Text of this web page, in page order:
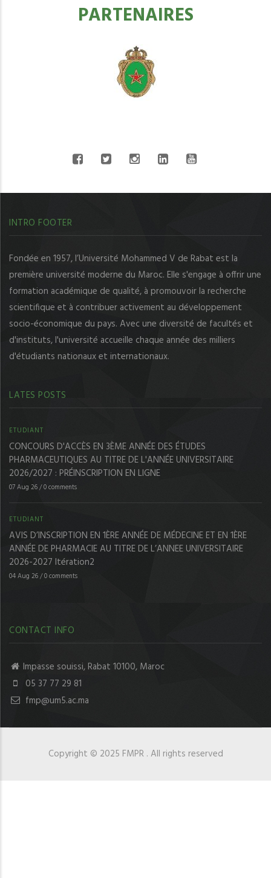
PARTENAIRES
INTRO FOOTER
Fondée en 1957, l’Université Mohammed V de Rabat est la
première université moderne du Maroc. Elle s'engage à offrir une
formation académique de qualité, à promouvoir la recherche
scientifique et à contribuer activement au développement
socio-économique du pays. Avec une diversité de facultés et
d'instituts, l'université accueille chaque année des milliers
d'étudiants nationaux et internationaux.
LATES POSTS
ETUDIANT
CONCOURS D'ACCÈS EN 3ÈME ANNÉE DES ÉTUDES
PHARMACEUTIQUES AU TITRE DE L'ANNÉE UNIVERSITAIRE
2026/2027 : PRÉINSCRIPTION EN LIGNE
07 Aug 26/0 comments
ETUDIANT
AVIS D’INSCRIPTION EN 1ÈRE ANNÉE DE MÉDECINE ET EN 1ÈRE
ANNÉE DE PHARMACIE AU TITRE DE L’ANNEE UNIVERSITAIRE
2026-2027 Itération2
04 Aug 26/0 comments
CONTACT INFO
Impasse souissi, Rabat 10100, Maroc
05 37 77 29 81
fmp@um5.ac.ma
Copyright © 2025 FMPR . All rights reserved